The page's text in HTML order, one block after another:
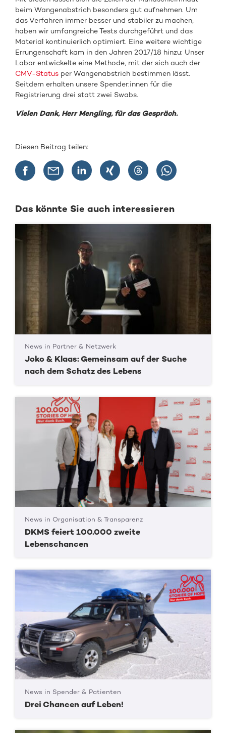
beim Wangenabstrich besonders gut aufnehmen. Um
das Verfahren immer besser und stabiler zu machen,
haben wir umfangreiche Tests durchgeführt und das
Material kontinuierlich optimiert. Eine weitere wichtige
Errungenschaft kam in den Jahren 2017/18 hinzu: Unser
Labor entwickelte eine Methode, mit der sich auch der
CMV-Status per Wangenabstrich bestimmen lässt.
Seitdem erhalten unsere Spender:innen für die
Registrierung drei statt zwei Swabs.
Vielen Dank, Herr Mengling, für das Gespräch.
Diesen Beitrag teilen:
Das könnte Sie auch interessieren
News in Partner & Netzwerk
Joko & Klaas: Gemeinsam auf der Suche
nach dem Schatz des Lebens
News in Organisation & Transparenz
DKMS feiert 100.000 zweite
Lebenschancen
News in Spender & Patienten
Drei Chancen auf Leben!